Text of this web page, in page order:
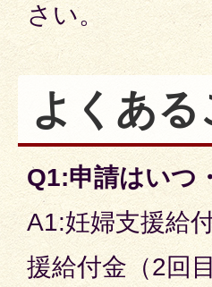
さい。
よくある
Q1:申請はいつ
A1:妊婦支援給
援給付金（2回